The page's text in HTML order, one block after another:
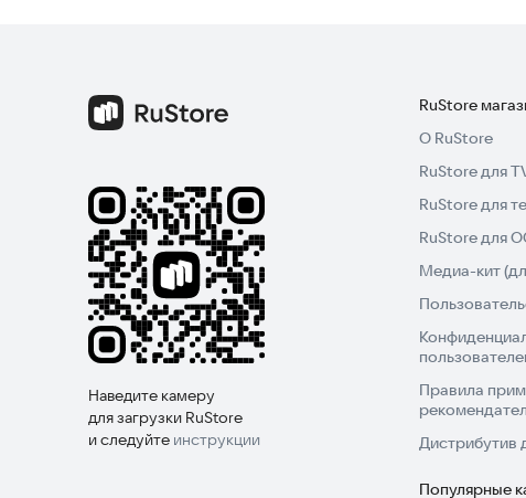
Наведите камеру
для загрузки RuStore
и следуйте инструкции
RuStore
О RuStore
RuStore для
RuStore для
RuStore для
Медиа-кит
Правила
Дистрибутив
Популярные